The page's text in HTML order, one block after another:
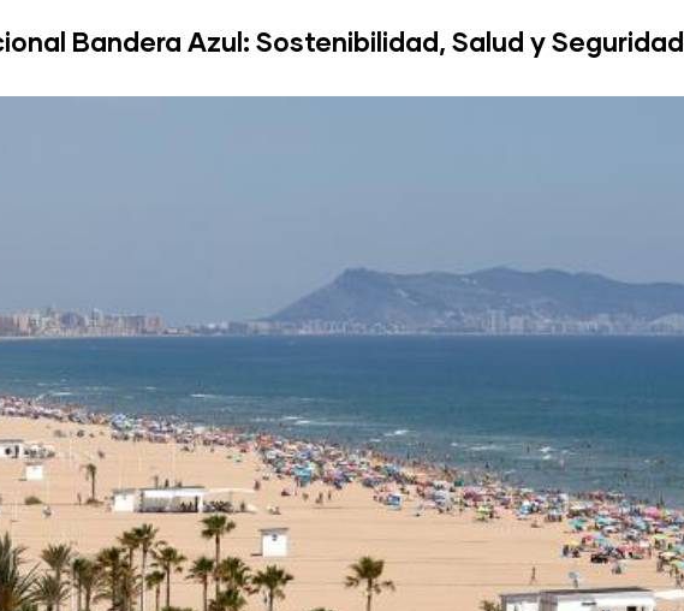
Bandera Azul: Sostenibilidad, Salud y Seguridad